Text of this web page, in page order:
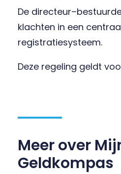
De
klachten in een
registratiesysteem.
Deze regeling geldt
Meer over
Geldkompas